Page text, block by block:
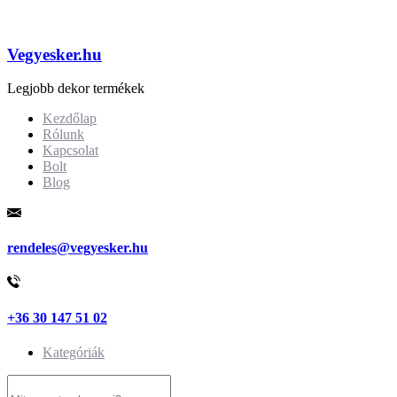
Vegyesker.hu
Legjobb dekor termékek
Kezdőlap
Rólunk
Kapcsolat
Bolt
Blog
rendeles@vegyesker.hu
+36 30 147 51 02
Kategóriák